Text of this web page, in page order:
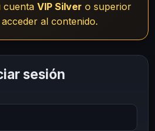
cuenta VIP Silver o superior
al contenido.
sesión